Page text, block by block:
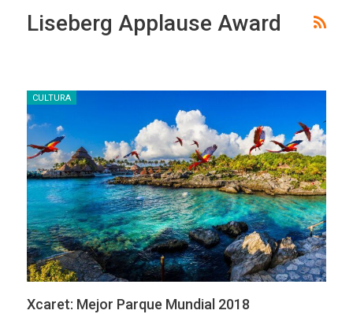
Liseberg Applause Award
CULTURA
Xcaret: Mejor Parque Mundial 2018